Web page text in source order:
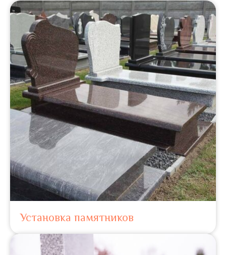
Установка памятников